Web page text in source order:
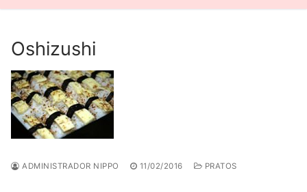
Oshizushi
ADMINISTRADOR NIPPO 11/02/2016 PRATOS